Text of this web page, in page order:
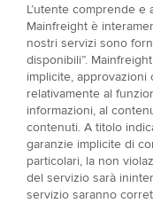
L’utente comprende e
Mainfreight è
nostri servizi sono
disponibili”.
implicite,
relativamente al
informazioni, al
contenuti. A titolo
garanzie implicite di
particolari, la non
del servizio sarà
servizio saranno